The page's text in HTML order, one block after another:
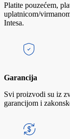
Platite pouzećem,
uplatnicom/
Intesa.
Garancija
Svi proizvodi su iz
garancijom i